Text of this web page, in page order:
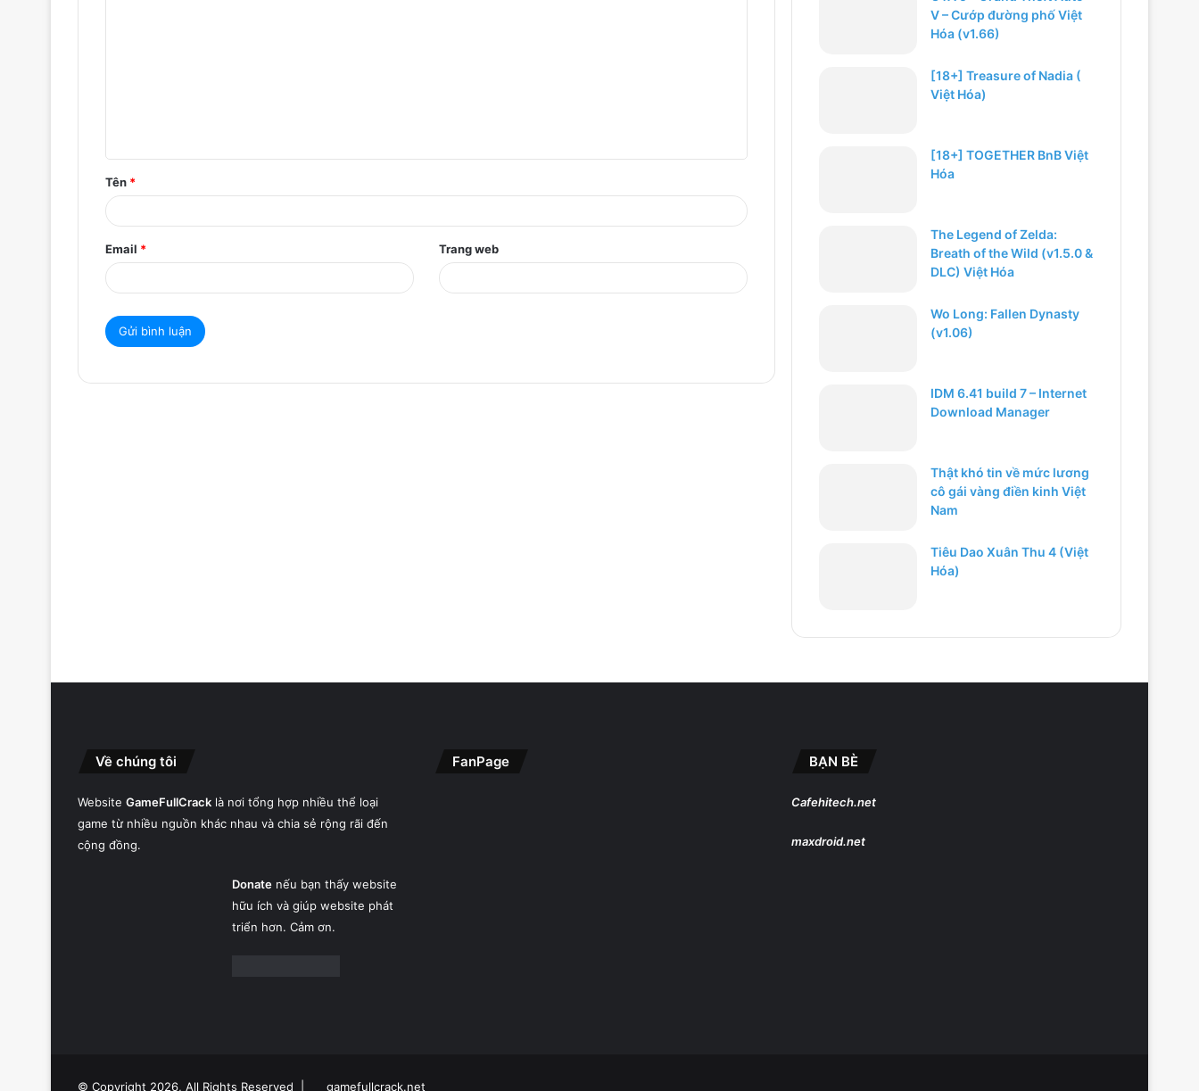
ậ
n
*
Tên *
Email * Trang web
V – Cướp đường phố Việt
Hóa (v1.66)
[18+] Treasure of Nadia (
Việt Hóa)
[18+] TOGETHER BnB Việt
Hóa
The Legend of Zelda:
Breath of the Wild (v1.5.0 &
DLC) Việt Hóa
Wo Long: Fallen Dynasty
(v1.06)
IDM 6.41 build 7 – Internet
Download Manager
Thật khó tin về mức lương
cô gái vàng điền kinh Việt
Nam
Tiêu Dao Xuân Thu 4 (Việt
Hóa)
Về chúng tôi
Website GameFullCrack là nơi tổng hợp nhiều thể loại
game từ nhiều nguồn khác nhau và chia sẻ rộng rãi đến
cộng đồng.
Donatenếu bạn thấy website
hữu ích và giúp website phát
triển hơn. Cảm ơn.
FanPage BẠN BÈ
Cafehitech.net
maxdroid.net
© Copyright 2026, All Rights Reserved | gamefullcrack.net